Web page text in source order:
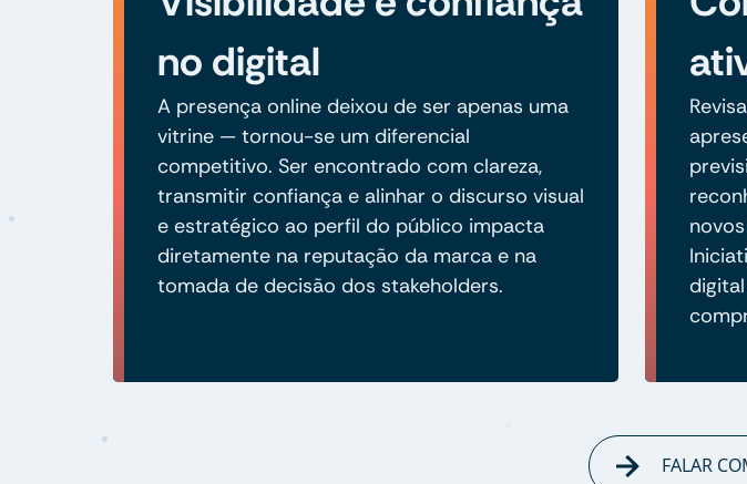
no digital
A presença online deixou de ser apenas uma
vitrine — tornou-se um diferencial
competitivo. Ser encontrado com clareza,
transmitir confiança e alinhar o discurso visual
e estratégico ao perfil do público impacta
diretamente na reputação da marca e na
tomada de decisão dos stakeholders.
FALAR